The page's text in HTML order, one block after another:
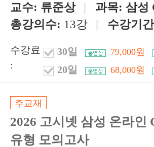
교수: 류준상 | 과목: 삼성
총강의수: 13강 | 수강기
수강료
:
30일 79,000원
20일 68,000원
주교재
2026 고시넷 삼성 온라인
유형 모의고사